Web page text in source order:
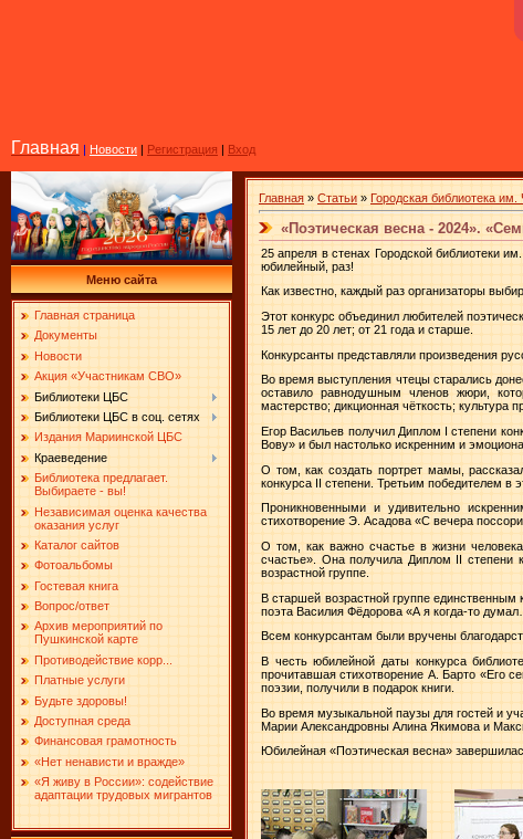
Главная | Новости | Регистрация | Вход
Меню сайта
Главная страница
Документы
Новости
Акция «Участникам СВО»
Библиотеки ЦБС
Библиотеки ЦБС в соц. сетях
Издания Мариинской ЦБС
Краеведение
Библиотека предлагает.
Выбираете - вы!
Независимая оценка качества
оказания услуг
Каталог сайтов
Фотоальбомы
Гостевая книга
Вопрос/ответ
Архив мероприятий по
Пушкинской карте
Противодействие корр...
Платные услуги
Будьте здоровы!
Доступная среда
Финансовая грамотность
«Нет ненависти и вражде»
«Я живу в России»: содействие
адаптации трудовых мигрантов
Главная » Статьи » Городская библиотека им.
«Поэтическая весна - 2024».
25 апреля в стенах Городской библиотеки
юбилейный, раз!
Как известно, каждый раз организаторы
Этот конкурс объединил любителей
15 лет до 20 лет; от 21 года и старше.
Конкурсанты представляли произведения
Во время выступления чтецы старались
оставило равнодушным членов жюри,
мастерство; дикционная чёткость; культура
Егор Васильев получил Диплом I степени
Вову» и был настолько искренним и
О том, как создать портрет мамы,
конкурса II степени. Третьим победителем
Проникновенными и удивительно
стихотворение Э. Асадова «С вечера
О том, как важно счастье в жизни
счастье». Она получила Диплом II степени
возрастной группе.
В старшей возрастной группе единственным
поэта Василия Фёдорова «А я когда-то
Всем конкурсантам были вручены
В честь юбилейной даты конкурса
прочитавшая стихотворение А. Барто «Его
поэзии, получили в подарок книги.
Во время музыкальной паузы для гостей и
Марии Александровны Алина Якимова и
Юбилейная «Поэтическая весна»